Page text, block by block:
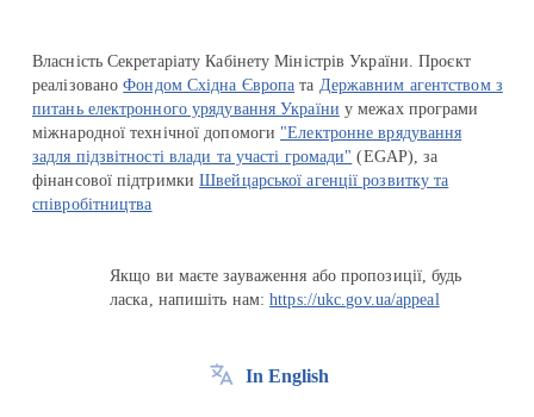
Власність Секретаріату Кабінету Міністрів України. Проєкт
реалізованоФондом Східна Європа та Державним агентством з
питань електронного урядування України у межах програми
міжнародної технічної допомоги "Електронне врядування
задля підзвітності влади та участі громади" (EGAP), за
фінансової підтримкиШвейцарської агенції розвитку та
співробітництва
Якщо ви маєте зауваження або пропозиції, будь
ласка, напишіть нам:https://ukc.gov.ua/appeal
In English